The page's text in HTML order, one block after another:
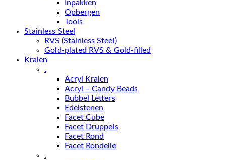
Inpakken
Opbergen
Tools
Stainless Steel
RVS (Stainless Steel)
Gold-plated RVS & Gold-filled
Kralen
.
Acryl Kralen
Acryl – Candy Beads
Bubbel Letters
Edelstenen
Facet Cube
Facet Druppels
Facet Rond
Facet Rondelle
.